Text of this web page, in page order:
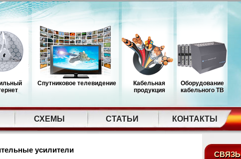
Спутниковое телевидение
Кабельная
продукция
Оборудование
кабельного ТВ
СХЕМЫ СТАТЬИ КОНТАКТЫ
усилители
СВЯЗЬ